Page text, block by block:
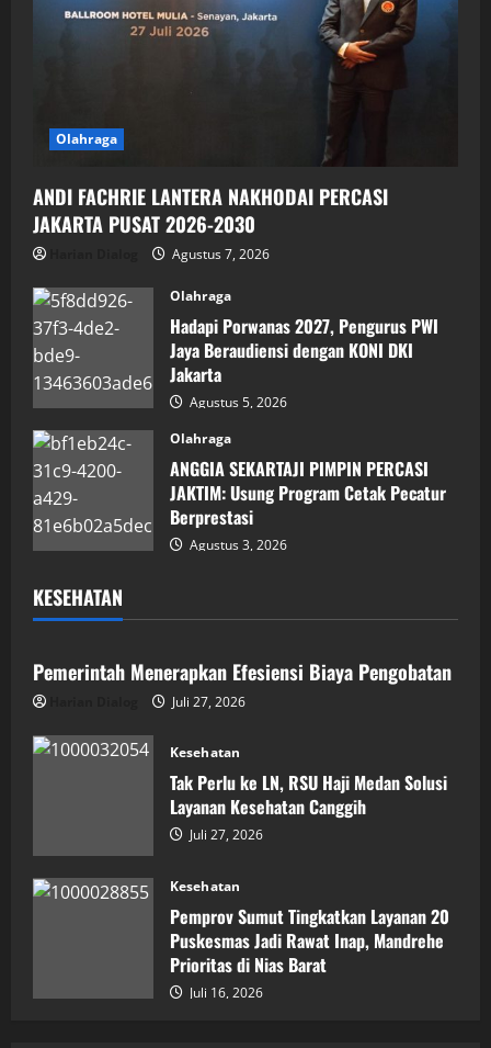
Olahraga
ANDI FACHRIE LANTERA NAKHODAI PERCASI
JAKARTA PUSAT 2026-2030
Agustus 7, 2026
Olahraga
Hadapi Porwanas 2027, Pengurus PWI
Jaya Beraudiensi dengan KONI DKI
Jakarta
Agustus 5, 2026
Olahraga
ANGGIA SEKARTAJI PIMPIN PERCASI
JAKTIM: Usung Program Cetak Pecatur
Berprestasi
Agustus 3, 2026
KESEHATAN
Kesehatan
Pemerintah Menerapkan Efesiensi Biaya Pengobatan
Juli 27, 2026
Kesehatan
Tak Perlu ke LN, RSU Haji Medan Solusi
Layanan Kesehatan Canggih
Juli 27, 2026
Kesehatan
Pemprov Sumut Tingkatkan Layanan 20
Puskesmas Jadi Rawat Inap, Mandrehe
Prioritas di Nias Barat
Juli 16, 2026